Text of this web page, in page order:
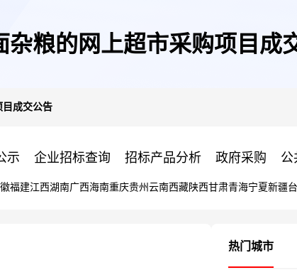
粮的网上超市采购项目成
目成交公告
示 企业招标查询 招标产品分析 政府采购 公
福建江西湖南广西海南重庆贵州 云南西藏陕西甘肃青海宁夏新疆
热门城市